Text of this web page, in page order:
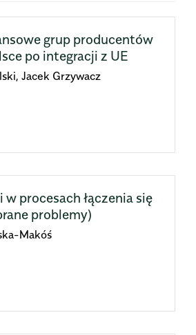
grup producentów
po integracji z UE
Jacek Grzywacz
procesach łączenia się
problemy)
Makóś